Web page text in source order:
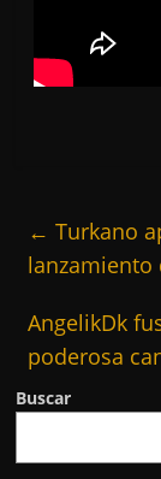
← Turkano
lanzamiento
AngelikDk
poderosa
Buscar